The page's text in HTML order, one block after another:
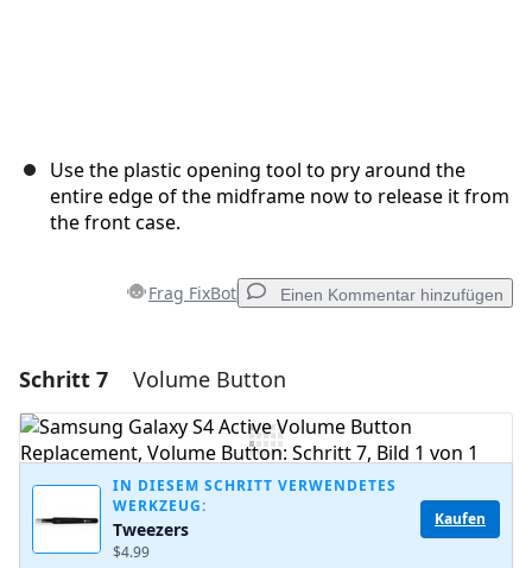
Use the plastic opening tool to pry around the
entire edge of the midframe now to release it from
the front case.
Frag FixBot Einen Kommentar hinzufügen
Einen Kommentar hinzufügen
Kommentar hinzufügen
Kommentieren
Schritt 7 Volume Button
IN DIESEM SCHRITT VERWENDETES
WERKZEUG:
Tweezers
$4.99
Kaufen